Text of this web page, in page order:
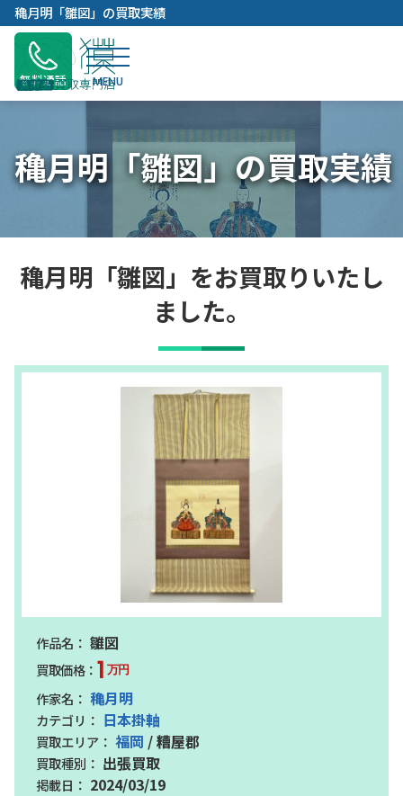
容
キ
プ
穐月明「雛図」の買取実績
無料通話
穐月明「雛図」の買取実績
穐月明「雛図」をお買取りいたし
ました。
雛図
1 万円
穐月明
日本掛軸
福岡 / 糟屋郡
出張買取
2024/03/19